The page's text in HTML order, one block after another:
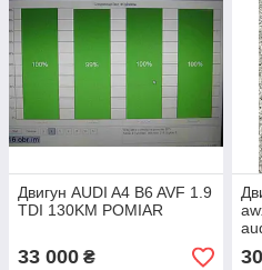
Двигун AUDI A4 B6 AVF 1.9
TDI 130KM POMIAR
33 000 ₴